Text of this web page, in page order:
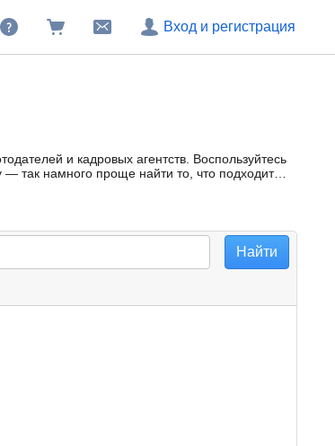
Вход и регистрация
и кадровых агентств. Воспользуйтесь
так намного проще найти то, что подходит